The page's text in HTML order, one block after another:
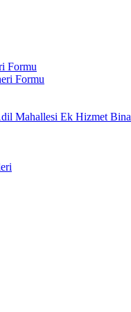
Formu
Formu
Mahallesi Ek Hizmet